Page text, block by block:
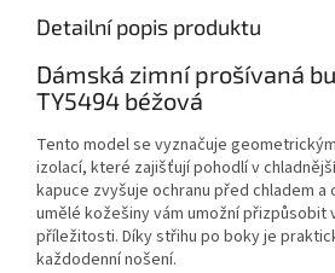
Detailní popis produktu
Dámská zimní prošívaná
TY5494 béžová
Tento model se vyznačuje
izolací, které zajišťují pohodlí v
kapuce zvyšuje ochranu před chladem a
umělé kožešiny vám umožní přizpůsobit
příležitosti. Díky střihu po boky je
každodenní nošení.